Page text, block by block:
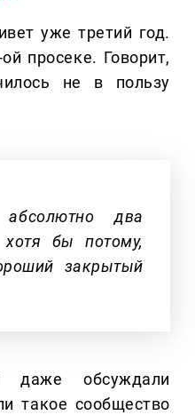
уже третий год.
просеке. Говорит,
не в пользу
два
бы потому,
закрытый
даже обсуждали
такое сообщество